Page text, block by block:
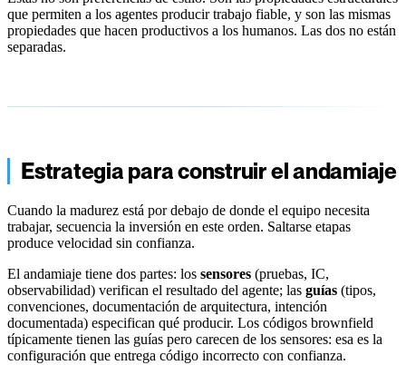
que permiten a los agentes producir trabajo fiable, y son las mismas
propiedades que hacen productivos a los humanos. Las dos no están
separadas.
Estrategia para construir el andamiaje
Cuando la madurez está por debajo de donde el equipo necesita
trabajar, secuencia la inversión en este orden. Saltarse etapas
produce velocidad sin confianza.
El andamiaje tiene dos partes: los sensores (pruebas, IC,
observabilidad) verifican el resultado del agente; las guías (tipos,
convenciones, documentación de arquitectura, intención
documentada) especifican qué producir. Los códigos brownfield
típicamente tienen las guías pero carecen de los sensores: esa es la
configuración que entrega código incorrecto con confianza.